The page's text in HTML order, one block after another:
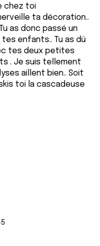
chez toi
ta décoration..
as donc passé un
enfants.. Tu as dû
tes deux petites
. Je suis tellement
aillent bien.. Soit
toi la cascadeuse